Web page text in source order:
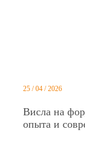
25 / 04 / 2026
Висла на
опыта и